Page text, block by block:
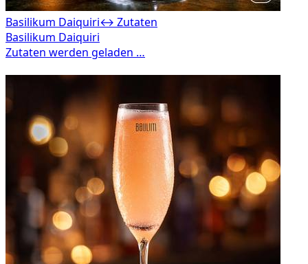
Basilikum Daiquiri↔ Zutaten